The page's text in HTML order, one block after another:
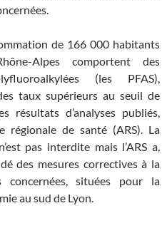
de 166 000 habitants
Alpes comportent des
(les PFAS),
taux supérieurs au seuil de
résultats d’analyses publiés,
régionale de santé (ARS). La
pas interdite mais l’ARS a,
des mesures correctives à la
concernées, situées pour la
au sud de Lyon.